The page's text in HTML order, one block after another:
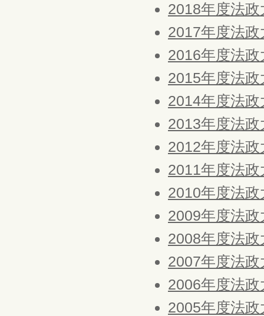
2018年度法
2017年度法
2016年度法
2015年度法
2014年度法
2013年度法
2012年度法
2011年度法
2010年度法
2009年度法
2008年度法
2007年度法
2006年度法
2005年度法